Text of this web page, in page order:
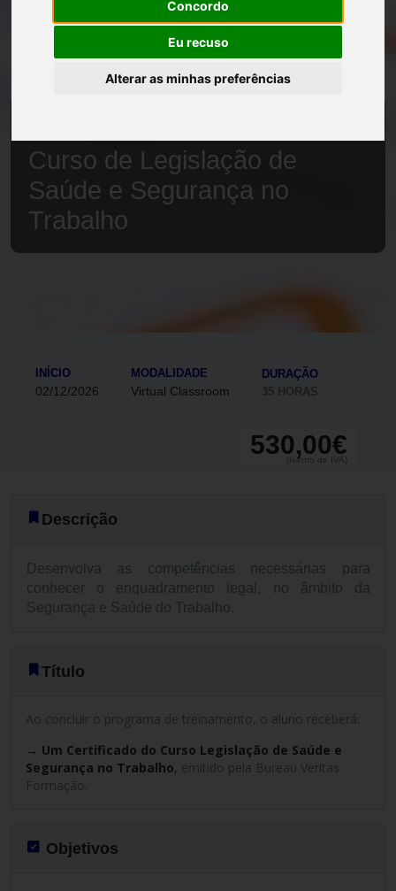
Concordo
Eu recuso
Alterar as minhas preferências
Curso de Legislação de
Saúde e Segurança no
Trabalho
INÍCIO
02/12/2026
MODALIDADE
Virtual Classroom
DURAÇÃO
530,00€
(Isento de IVA)
Descrição
Desenvolva as competências necessárias para
conhecer o enquadramento legal, no âmbito da
Segurança e Saúde do Trabalho.
Título
Ao concluir o programa de treinamento, o aluno receberá:
→ Um Certificado do Curso Legislação de Saúde e
Segurança no Trabalho, emitido pela Bureau Veritas
Formação.
Objetivos